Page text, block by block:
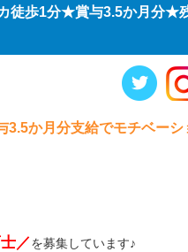
徒歩1分★賞与3.5か月分★
か月分支給でモチベーシ
／を募集しています♪